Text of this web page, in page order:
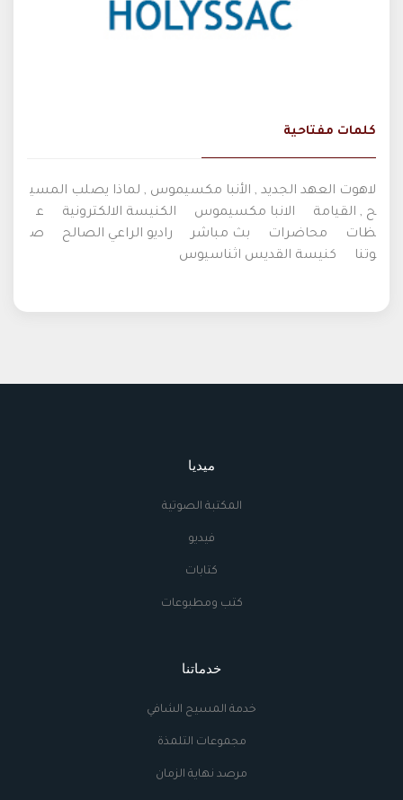
كلمات مفتاحية
لاهوت العهد الجديد , الأنبا مكسيموس , لماذا يصلب المسي
ح , القيامة
الانبا مكسيموس الكنيسة الالكترونية
ع
ظات
محاضرات بث مباشر راديو الراعي الصالح
ص
وتنا
كنيسة القديس اثناسيوس
ميديا
المكتبة الصوتية
فيديو
كتابات
كتب ومطبوعات
خدماتنا
خدمة المسيح الشافي
مجموعات التلمذة
مرصد نهاية الزمان